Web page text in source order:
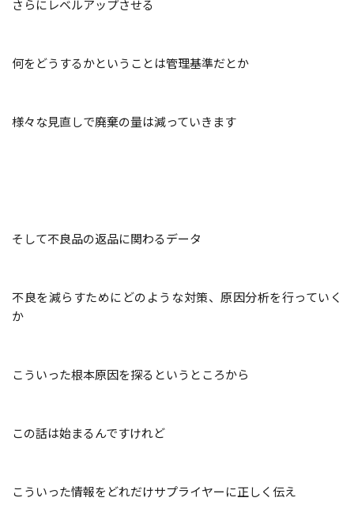
さらにレベルアップさせる
何をどうするかということは管理基準だとか
様々な見直しで廃棄の量は減っていきます
そして不良品の返品に関わるデータ
不良を減らすためにどのような対策、原因分析を行っていく
か
こういった根本原因を探るというところから
この話は始まるんですけれど
こういった情報をどれだけサプライヤーに正しく伝え